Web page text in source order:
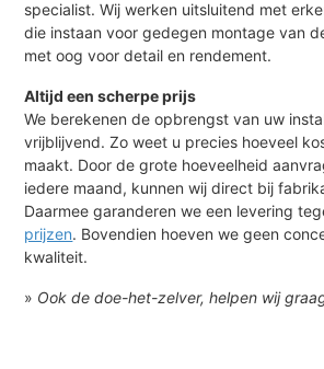
specialist. Wij werken uitsluitend met
die instaan voor gedegen montage van
met oog voor detail en rendement.
Altijd een scherpe prijs
We berekenen de opbrengst van uw
vrijblijvend. Zo weet u precies hoeveel
maakt. Door de grote hoeveelheid
iedere maand, kunnen wij direct bij
Daarmee garanderen we een levering
prijzen. Bovendien hoeven we geen
kwaliteit.
» Ook de doe-het-zelver, helpen wij